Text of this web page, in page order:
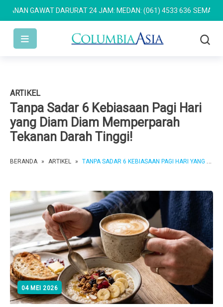
GAWAT DARURAT 24 JAM: MEDAN: (061) 4533 636 SEMARANG:
ARTIKEL
Tanpa Sadar 6 Kebiasaan Pagi Hari
yang Diam Diam Memperparah
Tekanan Darah Tinggi!
BERANDA » ARTIKEL » TANPA SADAR 6 KEBIASAAN PAGI HARI YANG DIAM DIAM MEMPERPARAH TEKANAN DARAH TINGGI!
04 MEI 2026